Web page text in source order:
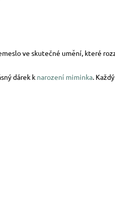
ve skutečné umění, které
dárek k narození miminka.